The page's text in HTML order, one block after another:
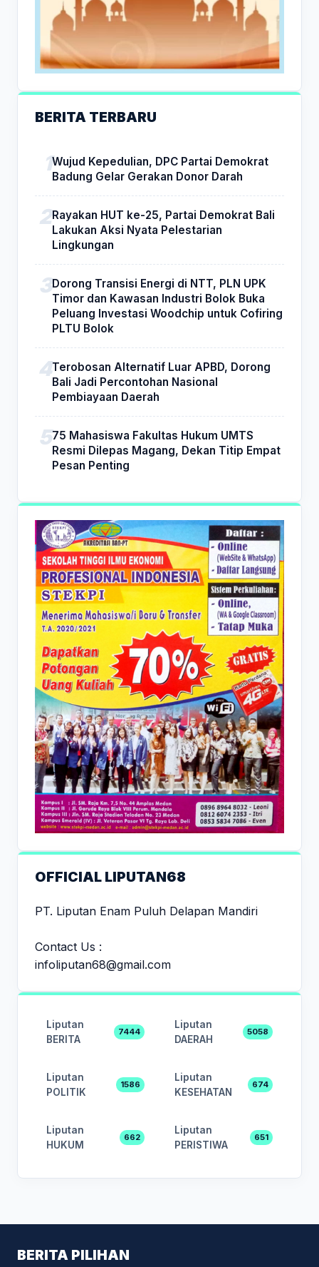
BERITA TERBARU
Wujud Kepedulian, DPC Partai Demokrat
Badung Gelar Gerakan Donor Darah
Rayakan HUT ke-25, Partai Demokrat Bali
Lakukan Aksi Nyata Pelestarian
Lingkungan
Dorong Transisi Energi di NTT, PLN UPK
Timor dan Kawasan Industri Bolok Buka
Peluang Investasi Woodchip untuk Cofiring
PLTU Bolok
Terobosan Alternatif Luar APBD, Dorong
Bali Jadi Percontohan Nasional
Pembiayaan Daerah
75 Mahasiswa Fakultas Hukum UMTS
Resmi Dilepas Magang, Dekan Titip Empat
Pesan Penting
OFFICIAL LIPUTAN68
PT. Liputan Enam Puluh Delapan Mandiri
Contact Us :
infoliputan68@gmail.com
Liputan
BERITA
7444
Liputan
DAERAH
5058
Liputan
POLITIK
1586
Liputan
KESEHATAN
674
Liputan
HUKUM
662
Liputan
PERISTIWA
651
BERITA PILIHAN